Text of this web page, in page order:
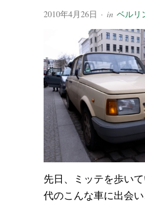
2010年4月26日 · in ベルリ
先日、ミッテを歩い
代のこんな車に出会